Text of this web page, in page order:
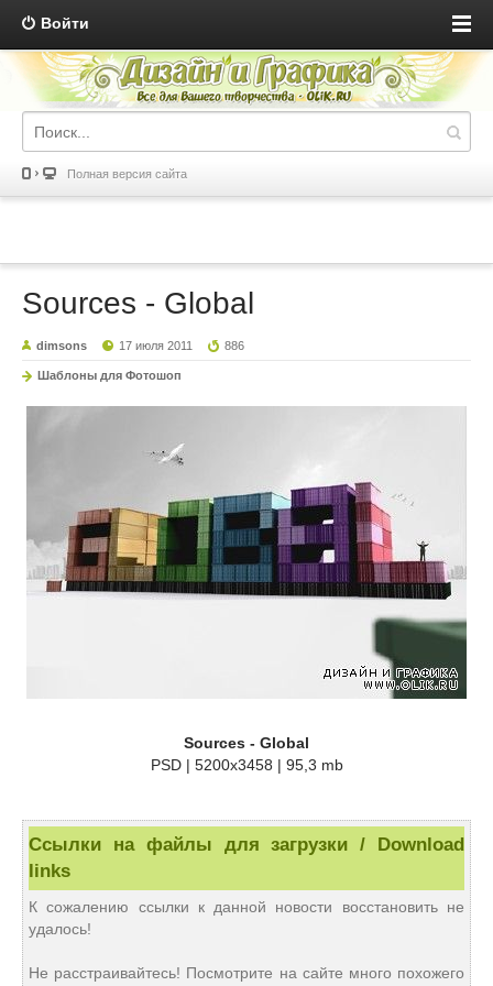
Войти
Полная версия сайта
Sources - Global
dimsons 17 июля 2011 886
Шаблоны для Фотошоп
Sources - Global
PSD | 5200x3458 | 95,3 mb
Ссылки на файлы для загрузки / Download
links
К сожалению ссылки к данной новости восстановить не
удалось!
Не расстраивайтесь! Посмотрите на сайте много похожего